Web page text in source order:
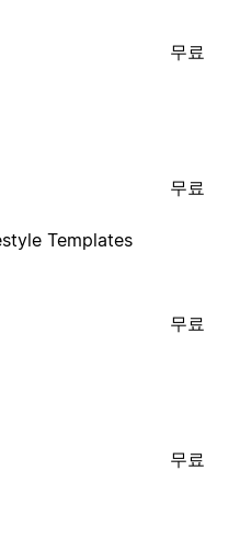
무료
Templates
무료
무료
무료